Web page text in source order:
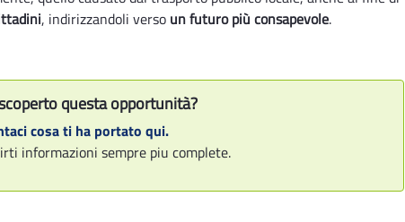
, indirizzandoli verso un futuro più consapevole.
questa opportunità?
cosa ti ha portato qui.
informazioni sempre piu complete.